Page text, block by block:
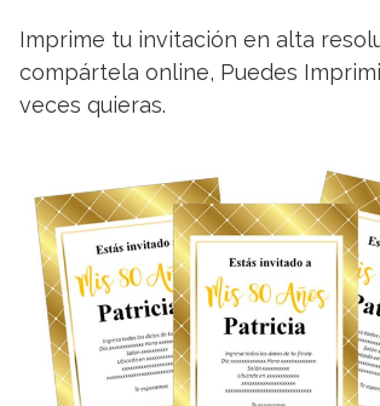
Imprime tu invitación en alta
compártela online, Puedes
veces quieras.